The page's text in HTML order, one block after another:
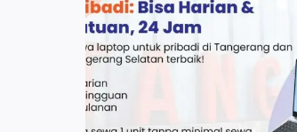
PRIBADI,
24
JAM